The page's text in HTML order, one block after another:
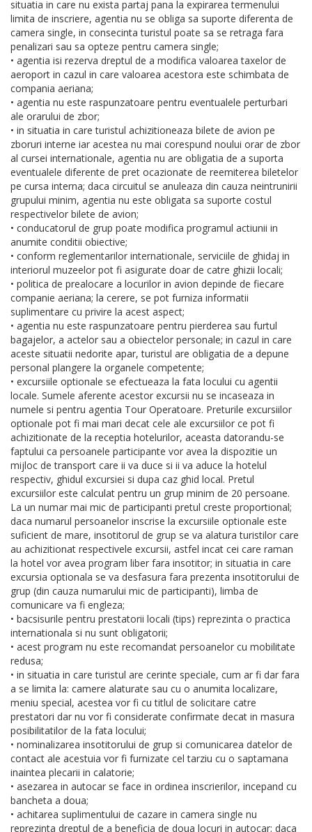
situatia in care nu exista partaj pana la expirarea termenului
limita de inscriere, agentia nu se obliga sa suporte diferenta de
camera single, in consecinta turistul poate sa se retraga fara
penalizari sau sa opteze pentru camera single;
• agentia isi rezerva dreptul de a modifica valoarea taxelor de
aeroport in cazul in care valoarea acestora este schimbata de
compania aeriana;
• agentia nu este raspunzatoare pentru eventualele perturbari
ale orarului de zbor;
• in situatia in care turistul achizitioneaza bilete de avion pe
zboruri interne iar acestea nu mai corespund noului orar de zbor
al cursei internationale, agentia nu are obligatia de a suporta
eventualele diferente de pret ocazionate de reemiterea biletelor
pe cursa interna; daca circuitul se anuleaza din cauza neintrunirii
grupului minim, agentia nu este obligata sa suporte costul
respectivelor bilete de avion;
• conducatorul de grup poate modifica programul actiunii in
anumite conditii obiective;
• conform reglementarilor internationale, serviciile de ghidaj in
interiorul muzeelor pot fi asigurate doar de catre ghizii locali;
• politica de prealocare a locurilor in avion depinde de fiecare
companie aeriana; la cerere, se pot furniza informatii
suplimentare cu privire la acest aspect;
• agentia nu este raspunzatoare pentru pierderea sau furtul
bagajelor, a actelor sau a obiectelor personale; in cazul in care
aceste situatii nedorite apar, turistul are obligatia de a depune
personal plangere la organele competente;
• excursiile optionale se efectueaza la fata locului cu agentii
locale. Sumele aferente acestor excursii nu se incaseaza in
numele si pentru agentia Tour Operatoare. Preturile excursiilor
optionale pot fi mai mari decat cele ale excursiilor ce pot fi
achizitionate de la receptia hotelurilor, aceasta datorandu-se
faptului ca persoanele participante vor avea la dispozitie un
mijloc de transport care ii va duce si ii va aduce la hotelul
respectiv, ghidul excursiei si dupa caz ghid local. Pretul
excursiilor este calculat pentru un grup minim de 20 persoane.
La un numar mai mic de participanti pretul creste proportional;
daca numarul persoanelor inscrise la excursiile optionale este
suficient de mare, insotitorul de grup se va alatura turistilor care
au achizitionat respectivele excursii, astfel incat cei care raman
la hotel vor avea program liber fara insotitor; in situatia in care
excursia optionala se va desfasura fara prezenta insotitorului de
grup (din cauza numarului mic de participanti), limba de
comunicare va fi engleza;
• bacsisurile pentru prestatorii locali (tips) reprezinta o practica
internationala si nu sunt obligatorii;
• acest program nu este recomandat persoanelor cu mobilitate
redusa;
• in situatia in care turistul are cerinte speciale, cum ar fi dar fara
a se limita la: camere alaturate sau cu o anumita localizare,
meniu special, acestea vor fi cu titlul de solicitare catre
prestatori dar nu vor fi considerate confirmate decat in masura
posibilitatilor de la fata locului;
• nominalizarea insotitorului de grup si comunicarea datelor de
contact ale acestuia vor fi furnizate cel tarziu cu o saptamana
inaintea plecarii in calatorie;
• asezarea in autocar se face in ordinea inscrierilor, incepand cu
bancheta a doua;
• achitarea suplimentului de cazare in camera single nu
reprezinta dreptul de a beneficia de doua locuri in autocar; daca